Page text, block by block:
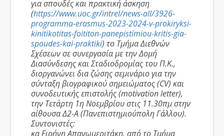
για σπουδές και πρακτική άσκηση
(https://www.uoc.gr/intrel/news-all/3926-
programma-erasmus-2023-2024-v-prokiryksi-
kinitikotitas-foititon-panepistimiou-kritis-gia-
spoudes-kai-praktiki) το Τμήμα Διεθνών
Σχέσεων σε συνεργασία με την Δομή
Διασύνδεσης και Σταδιοδρομίας του Π.Κ.,
διοργανώνει δια ζώσης σεμινάριο για την
σύνταξη βιογραφικού σημειώματος (CV) και
συνοδευτικής επιστολής (motivation letter),
την Τετάρτη 1η Νοεμβρίου στις 11.30πμ στην
αίθουσα Δ2-Α (Πανεπιστημιούπολη Γάλλου).
Συντονιστές:
κα Ειρήνη Απανωμεριτάκη, από το Τμήμα